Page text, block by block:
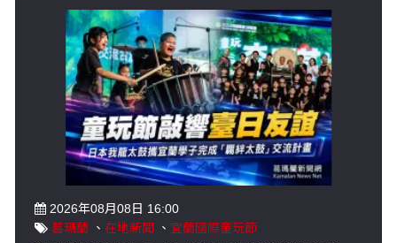
2026年08月08日 16:00
葛瑪蘭 、 在地新聞 、 宜蘭國際童玩節